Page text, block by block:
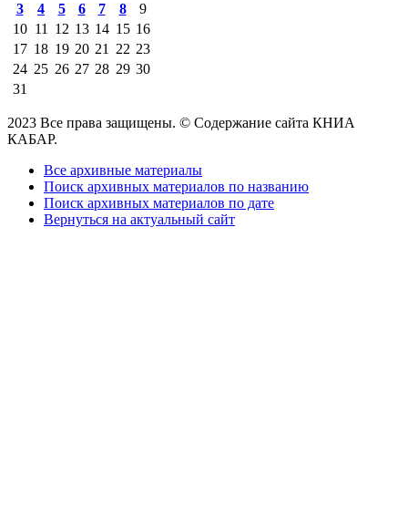
3
4 5 6 7 8
9
10 11 12 13 14 15 16
17 18 19 20 21 22 23
24 25 26 27 28 29 30
31
2023 Все права защищены. © Содержание сайта КНИА
КАБАР.
Все архивные материалы
Поиск архивных материалов по названию
Поиск архивных материалов по дате
Вернуться на актуальный сайт